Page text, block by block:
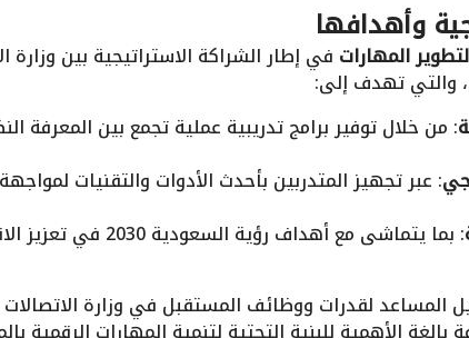
وأهدافها
المهارات في إطار الشراكة الاستراتيجية بين وزارة
والتي تهدف إلى:
: من خلال توفير برامج تدريبية عملية تجمع بين المعرفة
: عبر تجهيز المتدربين بأحدث الأدوات والتقنيات
: بما يتماشى مع أهداف رؤية
المساعد لقدرات ووظائف المستقبل في وزارة الاتصالات